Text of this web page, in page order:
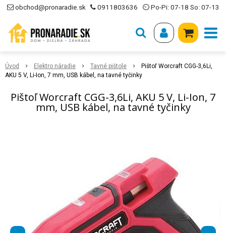
obchod@pronaradie.sk 0911803636 ⏲ Po-Pi: 07-18 So: 07-13
Úvod Elektro náradie Tavné pištole
Pištoľ Worcraft CGG-3,6Li,
AKU 5 V, Li-Ion, 7 mm, USB kábel, na tavné tyčinky
Pištoľ Worcraft CGG-3,6Li, AKU 5 V, Li-Ion, 7
mm, USB kábel, na tavné tyčinky